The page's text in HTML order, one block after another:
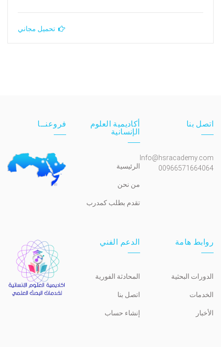
تحميل مجاني
اتصل بنا
Info@hsracademy.com
00966571664064
أكاديمية العلوم
الإنسانية
الرئيسية
من نحن
تقدم بطلب كمدرب
فروعنــا
روابط هامة
الدورات البحثية
الخدمات
الأخبار
الدعم الفني
المحادثة الفورية
اتصل بنا
إنشاء حساب